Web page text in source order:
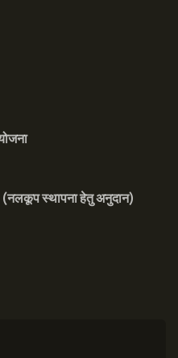
(नलकूप स्थापना हेतु अनुदान)